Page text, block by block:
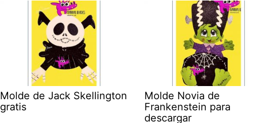
Molde de Jack Skellington
gratis
Molde Novia de
Frankenstein para
descargar